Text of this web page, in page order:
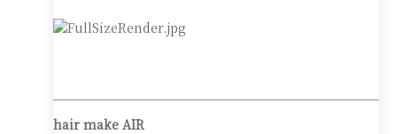
hair make AIR